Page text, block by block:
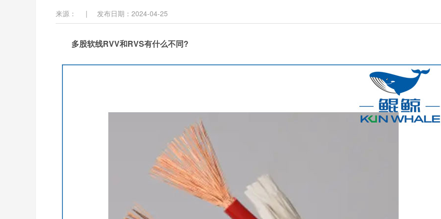
来源： | 发布日期：2024-04-25
多股软线RVV和RVS有什么不同?